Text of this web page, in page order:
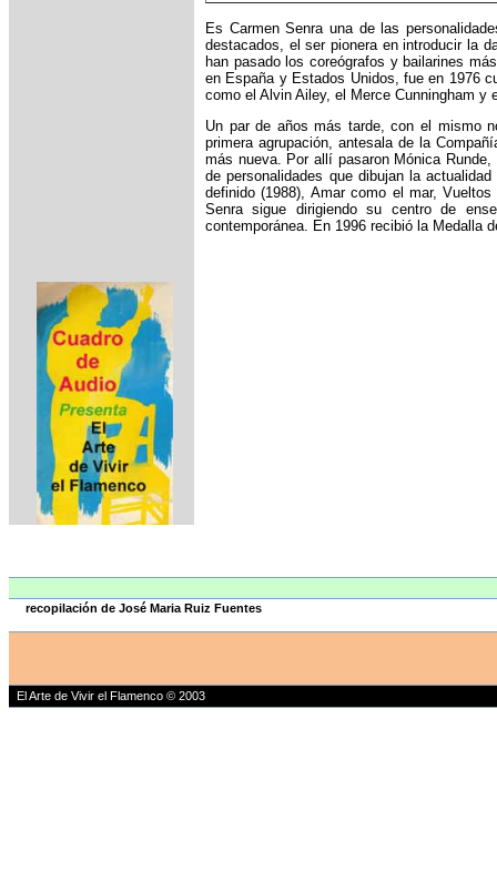
Es Carmen Senra una de las
destacados, el ser pionera en introducir la
han pasado los coreógrafos y bailarines
en España y Estados Unidos, fue en 1976
como el Alvin Ailey, el Merce Cunningham y
Un par de años más tarde, con el mismo
primera agrupación, antesala de la
más nueva. Por allí pasaron Mónica
de personalidades que dibujan la
definido (1988), Amar como el mar,
Senra sigue dirigiendo su centro de
contemporánea. En 1996 recibió la Medalla
recopilación de José Maria Ruiz Fuentes
El Arte de Vivir el Flamenco © 2003